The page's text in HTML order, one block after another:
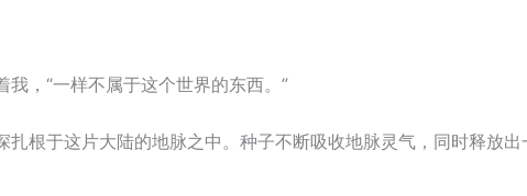
，“一样不属于这个世界的东西。”
扎根于这片大陆的地脉之中。种子不断吸收地脉灵气，同时释放